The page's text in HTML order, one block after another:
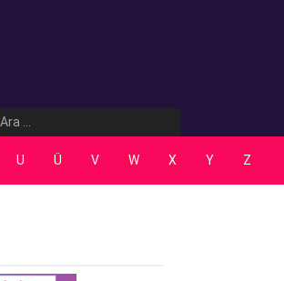
Arama:
U Ü V W X Y Z